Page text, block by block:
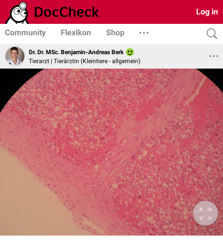
Log in
Community Flexikon Shop
Dr. Dr. MSc. Benjamin-Andreas Berk
Tierarzt | Tierärztin (Kleintiere - allgemein)